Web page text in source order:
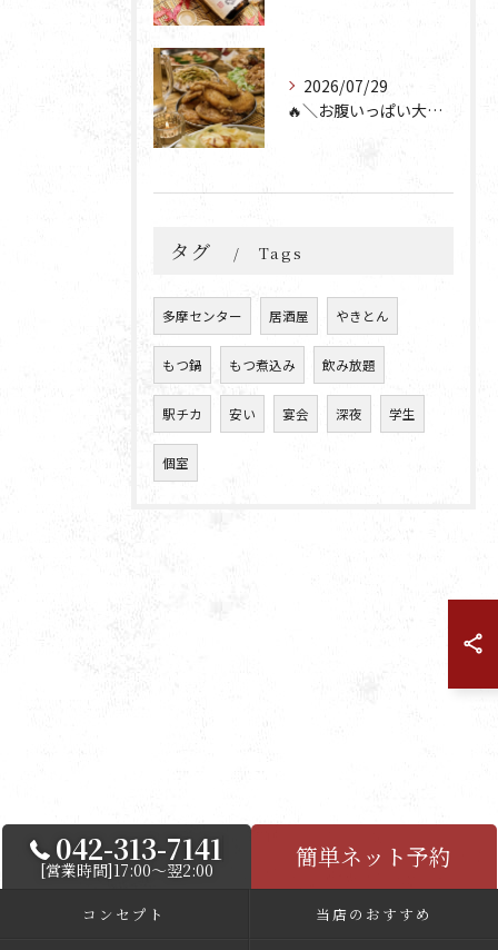
2026/07/29
🔥＼お腹いっぱい大満足💯／🔥
タグ Tags
多摩センター 居酒屋 やきとん
もつ鍋 もつ煮込み 飲み放題
駅チカ 安い 宴会 深夜 学生
個室
042-313-7141
[営業時間]17:00～翌2:00 簡単ネット予約
コンセプト 当店のおすすめ